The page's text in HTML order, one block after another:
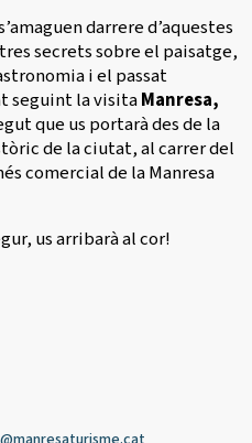
darrere d’aquestes
secrets sobre el paisatge,
i el passat
seguint la visitaManresa,
que us portarà des de la
de la ciutat, al carrer del
comercial de la Manresa
us arribarà al cor!